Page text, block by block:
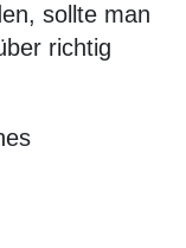
sollte man
richtig